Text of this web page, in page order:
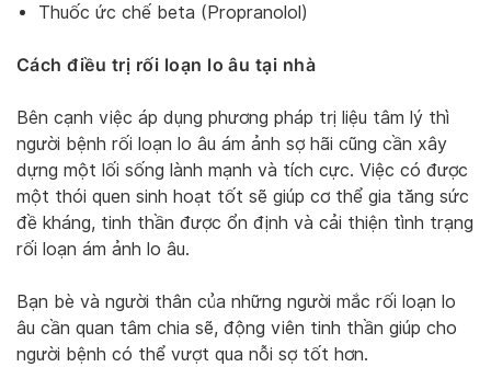
Thuốc ức chế beta (Propranolol)
Cách điều trị rối loạn lo âu tại nhà
Bên cạnh việc áp dụng phương pháp trị liệu tâm lý thì
người bệnh rối loạn lo âu ám ảnh sợ hãi cũng cần xây
dựng một lối sống lành mạnh và tích cực. Việc có được
một thói quen sinh hoạt tốt sẽ giúp cơ thể gia tăng sức
đề kháng, tinh thần được ổn định và cải thiện tình trạng
rối loạn ám ảnh lo âu.
Bạn bè và người thân của những người mắc rối loạn lo
âu cần quan tâm chia sẽ, động viên tinh thần giúp cho
người bệnh có thể vượt qua nỗi sợ tốt hơn.